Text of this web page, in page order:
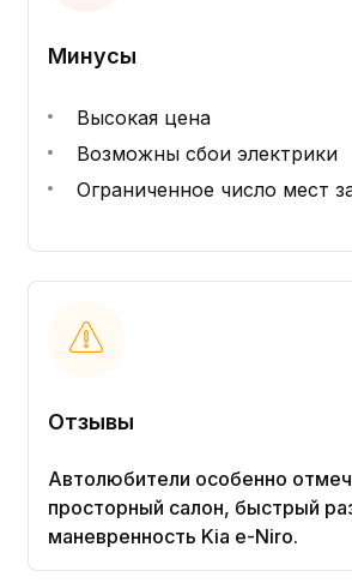
Минусы
Высокая цена
Возможны сбои электрики
Ограниченное число мест
Отзывы
Автолюбители особенно
просторный салон, быстрый
маневренность Kia e-Niro.